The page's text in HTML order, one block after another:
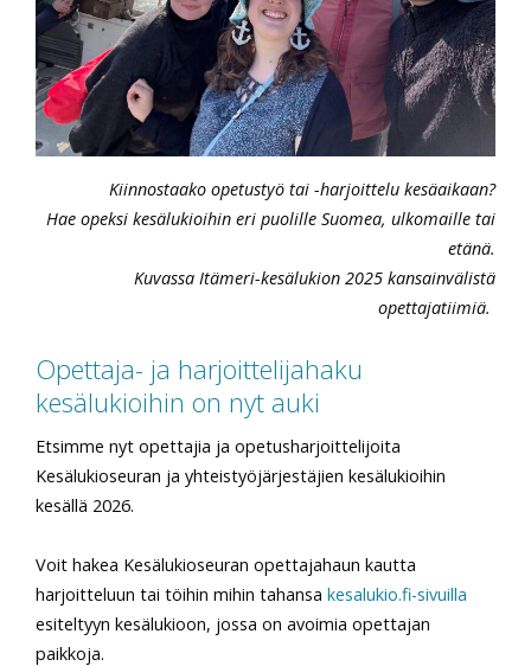
Kiinnostaako opetustyö tai -harjoittelu kesäaikaan?
Hae opeksi kesälukioihin eri puolille Suomea, ulkomaille tai
etänä.
Kuvassa Itämeri-kesälukion 2025 kansainvälistä
opettajatiimiä.
Opettaja- ja harjoittelijahaku
kesälukioihin on nyt auki
Etsimme nyt opettajia ja opetusharjoittelijoita
Kesälukioseuran ja yhteistyöjärjestäjien kesälukioihin
kesällä 2026.
Voit hakea Kesälukioseuran opettajahaun kautta
harjoitteluun tai töihin mihin tahansa kesalukio.fi-sivuilla
esiteltyyn kesälukioon, jossa on avoimia opettajan
paikkoja.